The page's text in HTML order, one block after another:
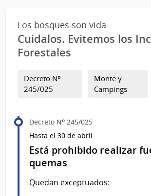
Los bosques son vida
Cuidalos. Evitemos los
Forestales
Decreto Nº
245/025
Monte y
Campings
Decreto Nº 245/025
Hasta el 30 de abril
Está prohibido realizar
quemas
Quedan exceptuados: